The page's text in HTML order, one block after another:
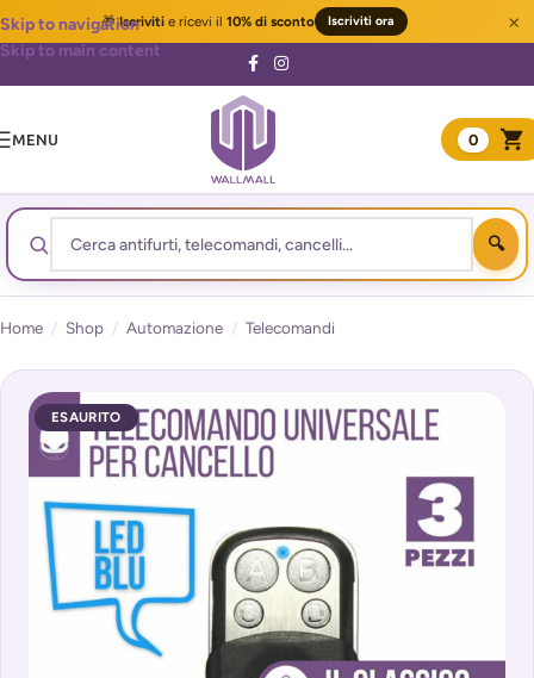
🎁Iscrivitie ricevi il 10% di sconto Iscriviti ora ×
Skip to navigation
Skip to main content
MENU 0
Home / Shop / Automazione / Telecomandi
ESAURITO